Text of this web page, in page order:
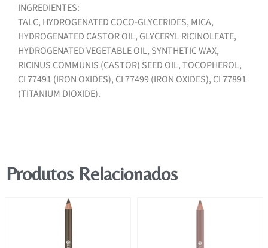
INGREDIENTES:
TALC, HYDROGENATED COCO-GLYCERIDES, MICA,
HYDROGENATED CASTOR OIL, GLYCERYL RICINOLEATE,
HYDROGENATED VEGETABLE OIL, SYNTHETIC WAX,
RICINUS COMMUNIS (CASTOR) SEED OIL, TOCOPHEROL,
CI 77491 (IRON OXIDES), CI 77499 (IRON OXIDES), CI 77891
(TITANIUM DIOXIDE).
Produtos Relacionados